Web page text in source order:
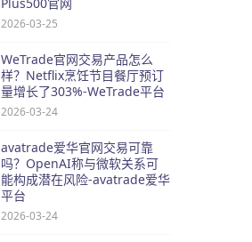
2026-03-25
WeTrade官网交易产品怎么
样？Netflix烹饪节目餐厅预订
量增长了303%-WeTrade平台
2026-03-24
avatrade爱华官网交易可靠
吗？OpenAI称与微软关系可
能构成潜在风险-avatrade爱华
平台
2026-03-24